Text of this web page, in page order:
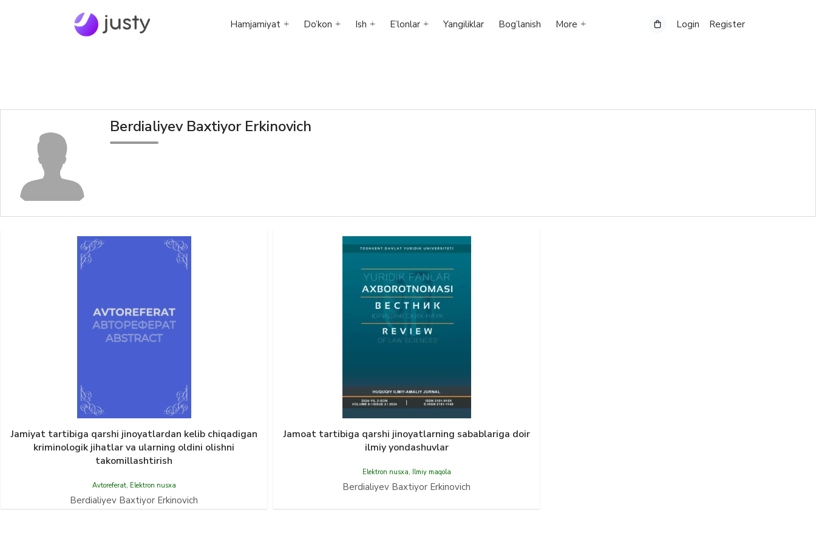
Hamjamiyat Do’kon Ish E’lonlar Yangiliklar Bog’lanish More Login Register
Berdialiyev Baxtiyor Erkinovich
Jamiyat tartibiga qarshi jinoyatlardan kelib chiqadigan
kriminologik jihatlar va ularning oldini olishni
takomillashtirish
Avtoreferat, Elektron nusxa
Berdialiyev Baxtiyor Erkinovich
Jamoat tartibiga qarshi jinoyatlarning sabablariga doir
ilmiy yondashuvlar
Elektron nusxa, Ilmiy maqola
Berdialiyev Baxtiyor Erkinovich